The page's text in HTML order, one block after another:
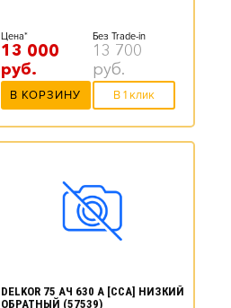
Цена*
13 000
руб.
Без Trade-in
13 700
руб.
В КОРЗИНУ В 1 клик
DELKOR 75 АЧ 630 А [CCA] НИЗКИЙ
ОБРАТНЫЙ (57539)